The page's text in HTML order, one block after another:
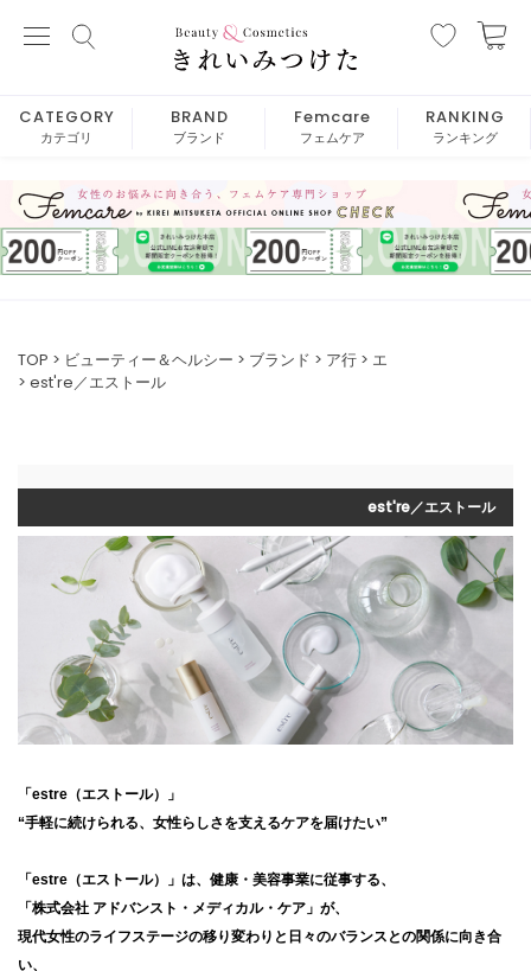
CATEGORY
カテゴリ
BRAND
ブランド
Femcare
フェムケア
RANKING
ランキング
TOP ビューティー＆ヘルシー ブランド ア行
エ
est're／エストール
est're／エストール
「estre（エストール）」
“手軽に続けられる、女性らしさを支えるケアを届けたい”
「estre（エストール）」は、健康・美容事業に従事する、
「株式会社 アドバンスト・メディカル・ケア」が、
現代女性のライフステージの移り変わりと日々のバランスとの関係に向き合
い、